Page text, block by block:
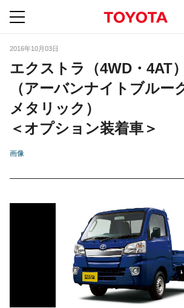
2016年10月03日
エクストラ（4WD・4AT）
（アーバンナイトブルー
メタリック）
＜オプション装着車＞
画像